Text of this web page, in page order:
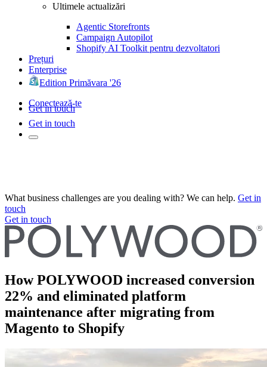
Ultimele actualizări
Agentic Storefronts
Campaign Autopilot
Shopify AI Toolkit pentru dezvoltatori
Prețuri
Enterprise
Edition Primăvara '26
Conectează-te
Get in touch
Get in touch
What business challenges are you dealing with? We can help. Get in
touch
Get in touch
How POLYWOOD increased conversion
22% and eliminated platform
maintenance after migrating from
Magento to Shopify